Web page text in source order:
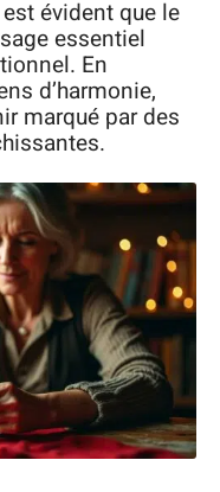
évident que le
essentiel
En
d’harmonie,
marqué par des